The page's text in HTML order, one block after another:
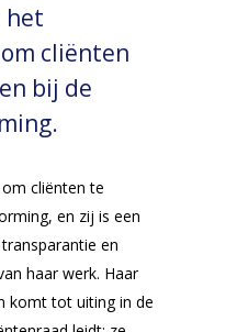
het
cliënten
bij de
cliënten te
en zij is een
en
haar werk. Haar
komt tot uiting in de